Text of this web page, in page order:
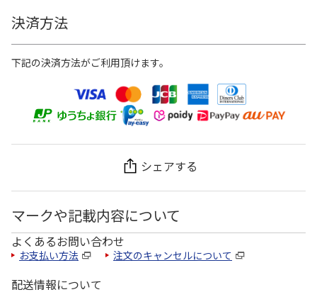
決済方法
下記の決済方法がご利用頂けます。
シェアする
マークや記載内容について
よくあるお問い合わせ
お支払い方法 注文のキャンセルについて
配送情報について